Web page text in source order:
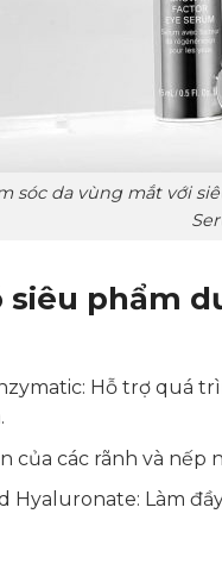
sóc da vùng mắt với
phẩm
Hỗ trợ quá
của các rãnh và nếp
Làm